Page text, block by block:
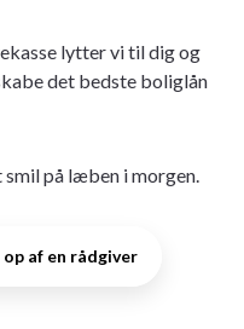
lytter vi til dig og
det bedste boliglån
smil på læben i morgen.
af en rådgiver